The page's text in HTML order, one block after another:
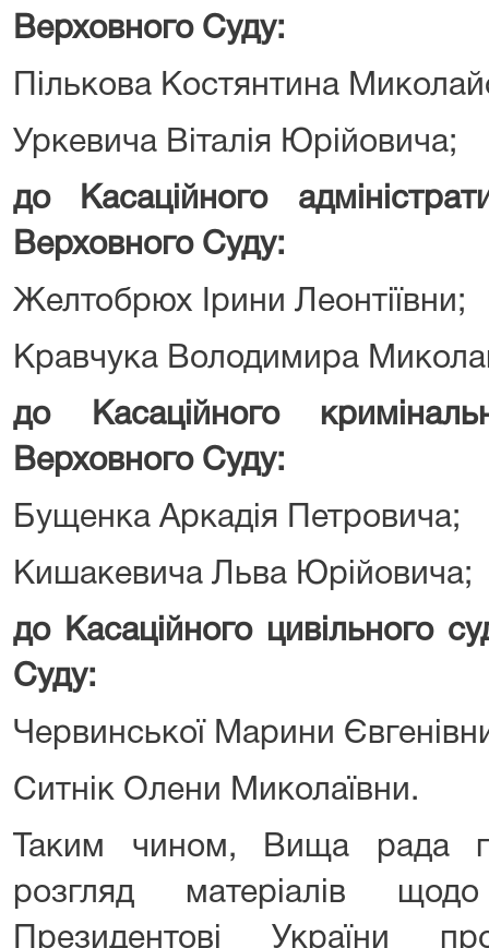
Верховного Суду:
Пількова Костянтина
Уркевича Віталія Юрійовича;
до Касаційного
Верховного Суду:
Желтобрюх Ірини Леонтіївни;
Кравчука Володимира
до Касаційного
Верховного Суду:
Бущенка Аркадія Петровича;
Кишакевича Льва Юрійовича;
до Касаційного цивільного
Суду:
Червинської Марини
Ситнік Олени Миколаївни.
Таким чином, Вища рада
розгляд матеріалів
Президентові України